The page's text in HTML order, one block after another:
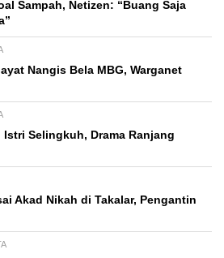
Sampah, Netizen: “Buang Saja
Nangis Bela MBG, Warganet
Selingkuh, Drama Ranjang
Akad Nikah di Takalar, Pengantin